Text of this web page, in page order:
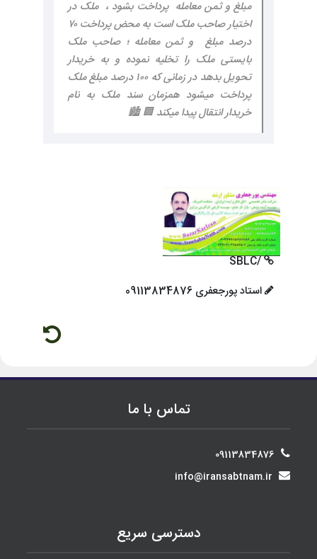
مبلغ و ثمن معامله پرداخت بشود ، ملک در
اختیار صاحب ملک است به محض پرداخت ۷۰
درصد مبلغ و ثمن معامله ؛ صاحب ملک
بایستی ملک را تخلیه نموده و به خریدار
تحویل بدهد در زمانی که ۱۰۰ درصد مبلغ ملک
پرداخت میشود همزمان سند ملک به نام
خریدار انتقال پیدا میکند 🏢 🏙️
/SBLC
استاد پورجعفری 09113834876
تماس با ما
09113834876
@
دسترسی سریع